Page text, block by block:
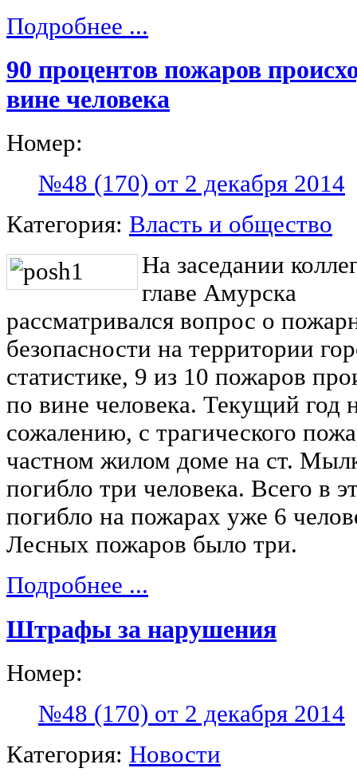
Подробнее ...
90 процентов пожаров
вине человека
Номер:
№48 (170) от 2 декабря 2014
Категория: Власть и общество
На заседании
главе Амурска
рассматривался вопрос о
безопасности на территории
статистике, 9 из 10 пожаров
по вине человека. Текущий год
сожалению, с трагического
частном жилом доме на ст.
погибло три человека. Всего в
погибло на пожарах уже 6
Лесных пожаров было три.
Подробнее ...
Штрафы за нарушения
Номер:
№48 (170) от 2 декабря 2014
Категория: Новости